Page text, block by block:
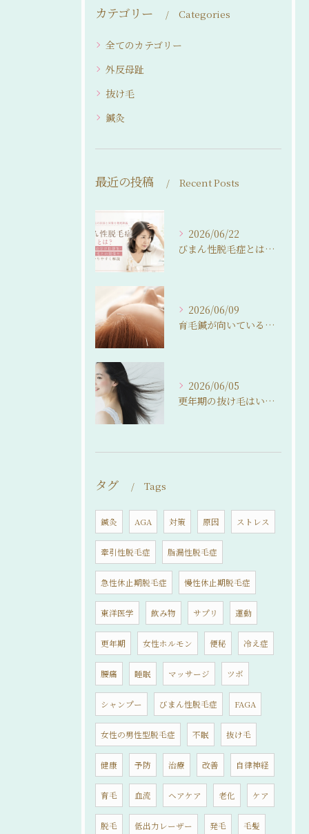
カテゴリー Categories
全てのカテゴリー
外反母趾
抜け毛
鍼灸
最近の投稿 Recent Posts
2026/06/22
びまん性脱毛症とは？女性の分け目薄毛・抜け毛との関係をわかりやすく解説
2026/06/09
育毛鍼が向いている人・向いていない人。 来院前に知っておいてほしいこと
2026/06/05
更年期の抜け毛はいつまで続く？ 自然に整えるという選択
タグ Tags
鍼灸 AGA 対策 原因 ストレス
牽引性脱毛症 脂漏性脱毛症
急性休止期脱毛症 慢性休止期脱毛症
東洋医学 飲み物 サプリ 運動
更年期 女性ホルモン 便秘 冷え症
腰痛 睡眠 マッサージ ツボ
シャンプー びまん性脱毛症 FAGA
女性の男性型脱毛症 不眠 抜け毛
健康 予防 治療 改善 自律神経
育毛 血流 ヘアケア 老化 ケア
脱毛 低出力レーザー 発毛 毛髪